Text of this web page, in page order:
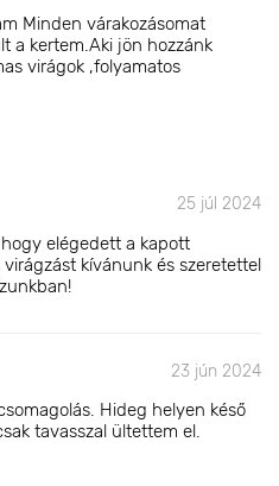
Minden várakozásomat
a kertem.Aki jön hozzánk
virágok ,folyamatos
25 júl 2024
elégedett a kapott
kívánunk és szeretettel
23 jún 2024
Hideg helyen késő
tavasszal ültettem el.